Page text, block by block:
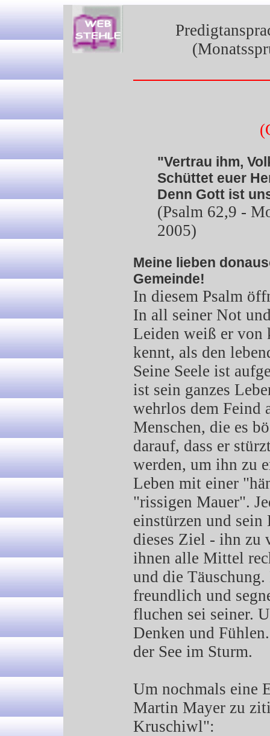
"Vertrau ihm,
Schüttet euer
Denn Gott ist
(Psalm 62,9 -
2005)
Meine lieben
Gemeinde!
In diesem Psalm
In all seiner Not
Leiden weiß er von
kennt, als den
Seine Seele ist
ist sein ganzes
wehrlos dem Feind
Menschen, die es
darauf, dass er
werden, um ihn zu
Leben mit einer
"rissigen Mauer".
einstürzen und sein
dieses Ziel - ihn zu
ihnen alle Mittel
und die
freundlich und
fluchen sei seiner.
Denken und
der See im Sturm.
Um nochmals eine
Martin Mayer zu
Kruschiwl":